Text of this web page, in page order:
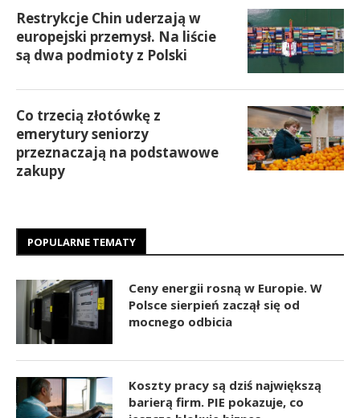
Restrykcje Chin uderzają w
europejski przemysł. Na liście
są dwa podmioty z Polski
Co trzecią złotówkę z
emerytury seniorzy
przeznaczają na podstawowe
zakupy
POPULARNE TEMATY
Ceny energii rosną w Europie. W
Polsce sierpień zaczął się od
mocnego odbicia
Koszty pracy są dziś największą
barierą firm. PIE pokazuje, co